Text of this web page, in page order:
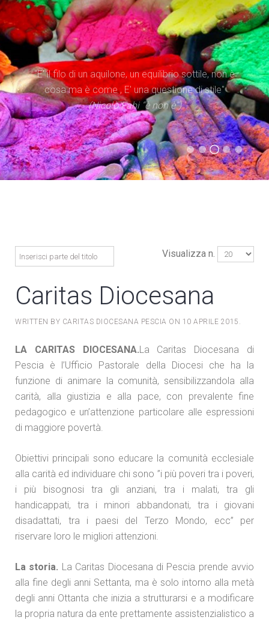
(Don Tonino Bello)
"Il tempo è superiore allo spazio. Dare priorità al
tempo significa occuparsi di iniziare processi, più
che di possedere spazi"
(Evangelii Gaudium)
"E' il filo di un aquilone, un equilibrio sottile, non è
cosa ma è come , E' una questione di stile"
(Nicolò Fabi “è non è”)
(Statuto Caritas Italiana)
Visualizza n.
Caritas Diocesana
WRITTEN BY CARITAS DIOCESANA PESCIA ON 10 APRILE 2015 .
LA CARITAS DIOCESANA.La Caritas Diocesana di
Pescia è l’Ufficio Pastorale della Diocesi che ha la
funzione di animare la comunità, sensibilizzandola alla
carità, alla giustizia e alla pace, con prevalente fine
pedagogico e un’attenzione particolare alle espressioni
di maggiore povertà.
Obiettivi principali sono educare la comunità ecclesiale
alla carità ed individuare chi sono ”i più poveri tra i poveri,
i più bisognosi tra gli anziani, tra i malati, tra gli
handicappati, tra i minori abbandonati, tra i giovani
disadattati, tra i paesi del Terzo Mondo, ecc” per
riservare loro le migliori attenzioni.
La storia. La Caritas Diocesana di Pescia prende avvio
alla fine degli anni Settanta, ma è solo intorno alla metà
degli anni Ottanta che inizia a strutturarsi e a modificare
la propria natura da ente prettamente assistenzialistico a